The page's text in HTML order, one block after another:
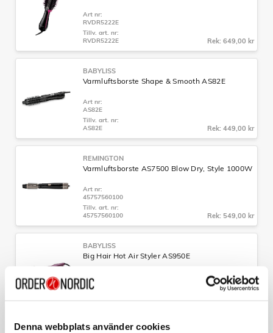
Denna webbplats använder cookies
Art nr:
RVDR5222E
Tillv. art. nr:
RVDR5222E
Rek: 649,00 kr
BABYLISS
Varmluftsborste Shape & Smooth AS82E
Art nr:
AS82E
Tillv. art. nr:
AS82E
Rek: 449,00 kr
REMINGTON
Varmluftsborste AS7500 Blow Dry, Style 1000W
Art nr:
45757560100
Tillv. art. nr:
45757560100
Rek: 549,00 kr
BABYLISS
Big Hair Hot Air Styler AS950E
Art nr:
AS950E
AS950E
Rek: 799,00 kr